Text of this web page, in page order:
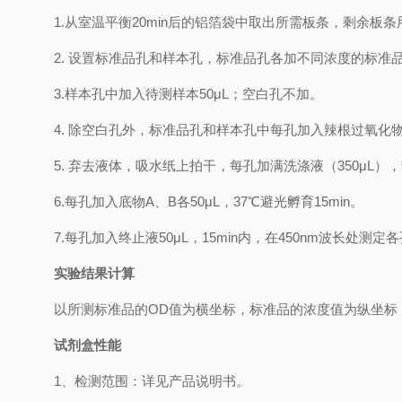
1.从室温平衡20min后的铝箔袋中取出所需板条，剩余板
2. 设置标准品孔和样本孔，标准品孔各加不同浓度的标准
3.样本孔中加 入待测样本50μL ；空白孔不加。
4. 除空白孔外，标准品孔和样本孔中每孔加入辣根过氧化
5. 弃去液体，吸水纸上拍干，每孔加满洗涤液 （350μL ）
6.每孔加入底物A B各50μL ， 37℃避光孵育15min。
7.每孔加入终止液50μL ， 15min内，在450nm波长处测定
实验结果计算
以 所测标准品的OD值为横坐标， 标准品的浓度值为纵坐标
试剂盒性能
1、检测范围： 详见产品说明书。